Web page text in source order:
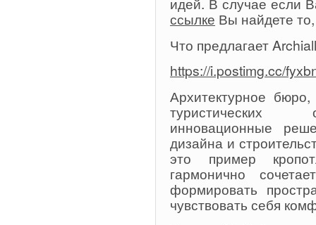
ссылке Вы найдете
Что предлагает Archiall
https://i.postimg.cc/
Архитектурное
туристических
инновационные
дизайна и
это пример
гармонично
формировать
чувствовать себя